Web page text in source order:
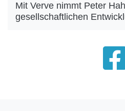
Mit Verve nimmt Peter
gesellschaftlichen